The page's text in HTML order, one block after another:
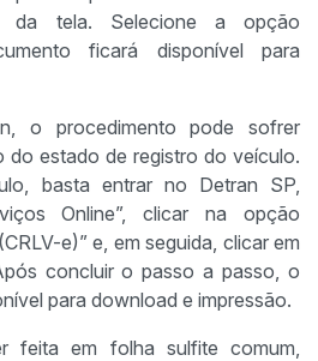
da tela. Selecione a opção
ficará disponível para
o procedimento pode sofrer
do estado de registro do veículo.
basta entrar no Detran SP,
Online”, clicar na opção
e)” e, em seguida, clicar em
concluir o passo a passo, o
para download e impressão.
feita em folha sulfite comum,